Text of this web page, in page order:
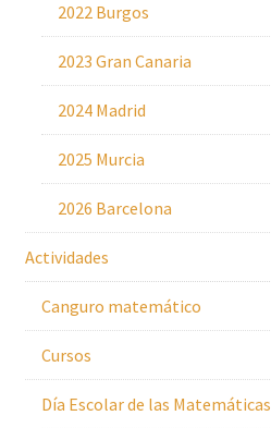
2022 Burgos
2023 Gran Canaria
2024 Madrid
2025 Murcia
2026 Barcelona
Actividades
Canguro matemático
Cursos
Día Escolar de las Matemáticas